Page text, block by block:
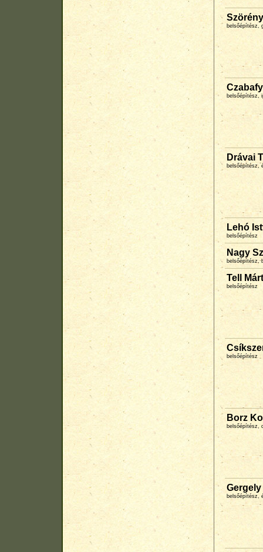
belsőépítész,
belsőépítész,
Drávai
belsőépítész,
Lehó
belsőépítész
Nagy
belsőépítész,
Tell
belsőépítész
belsőépítész
Borz
belsőépítész,
belsőépítész,